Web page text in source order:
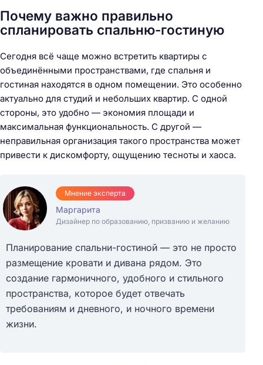
Почему важно правильно
спланировать спальню-гостиную
Сегодня всё чаще можно встретить квартиры с
объединёнными пространствами, где спальня и
гостиная находятся в одном помещении. Это особенно
актуально для студий и небольших квартир. С одной
стороны, это удобно — экономия площади и
максимальная функциональность. С другой —
неправильная организация такого пространства может
привести к дискомфорту, ощущению тесноты и хаоса.
Мнение эксперта
Маргарита
Дизайнер по образованию, призванию и желанию
Планирование спальни-гостиной — это не просто
размещение кровати и дивана рядом. Это
создание гармоничного, удобного и стильного
пространства, которое будет отвечать
требованиям и дневного, и ночного времени
жизни.